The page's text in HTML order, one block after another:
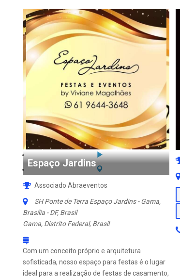
Espaço Jardins
Associado Abraeventos
SH Ponte de Terra Espaço Jardins - Gama,
Brasília - DF, Brasil
Gama, Distrito Federal, Brasil
Com um conceito próprio e arquitetura
sofisticada, nosso espaço para festas é o lugar
ideal para a realização de festas de casamento,